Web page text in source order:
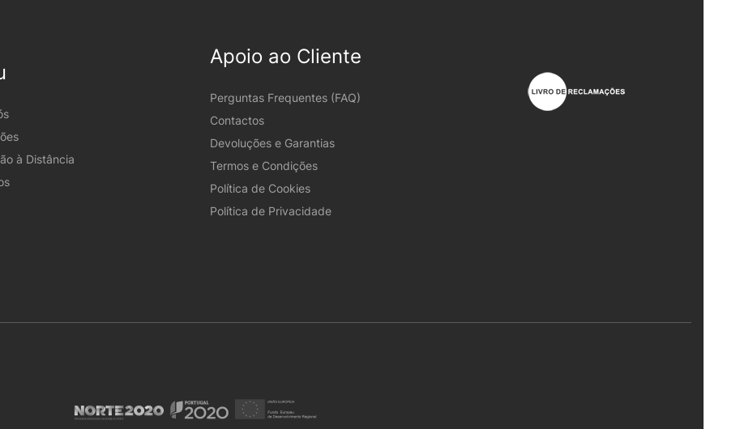
à Distância
Apoio ao Cliente
Perguntas Frequentes (FAQ)
Contactos
Devoluções e Garantias
Termos e Condições
Política de Cookies
Política de Privacidade